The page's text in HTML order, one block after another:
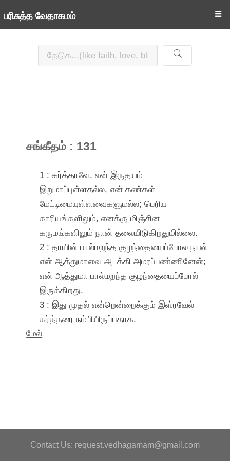
பரிசுத்த வேதாகமம் ☰
சங்கீதம் : 131
1 : கர்த்தாவே, என் இருதயம்
இறுமாப்புள்ளதல்ல, என் கண்கள்
மேட்டிமையுள்ளவைகளுமல்ல; பெரிய
காரியங்களிலும், எனக்கு மிஞ்சின
கருமங்களிலும் நான் தலையிடுகிறதுமில்லை.
2 : தாயின் பால்மறந்த குழந்தையைப்போல நான்
என் ஆத்துமாவை அடக்கி அமரப்பண்ணினேன்;
என் ஆத்துமா பால்மறந்த குழந்தையைப்போல்
இருக்கிறது.
3 : இது முதல் என்றென்றைக்கும் இஸ்ரவேல்
கர்த்தரை நம்பியிருப்பதாக.
மேல்
Contact Us: request.vedhagamam@gmail.com